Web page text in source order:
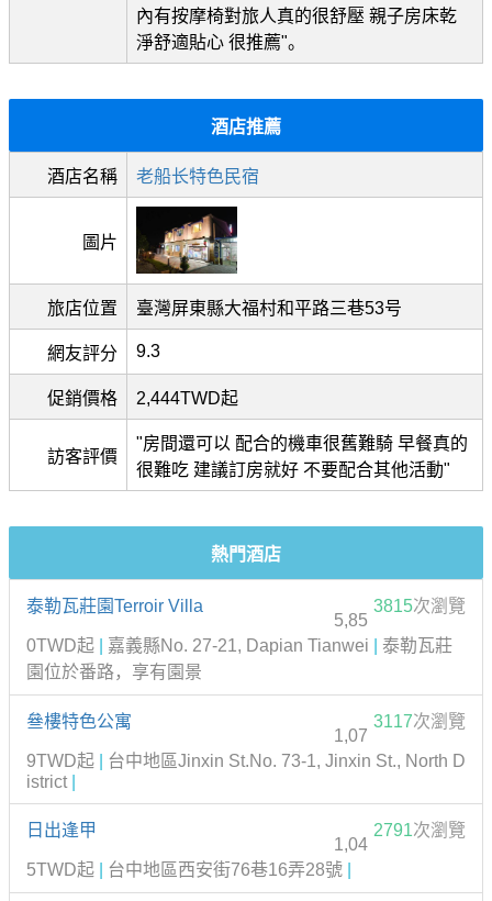
內有按摩椅對旅人真的很舒壓 親子房床乾
淨舒適貼心 很推薦"。
酒店推薦
酒店名稱 老船长特色民宿
圖片
旅店位置 臺灣屏東縣大福村和平路三巷53号
網友評分 9.3
促銷價格 2,444TWD起
訪客評價
"房間還可以 配合的機車很舊難騎 早餐真的
很難吃 建議訂房就好 不要配合其他活動"
熱門酒店
泰勒瓦莊園Terroir Villa 3815次瀏覽
5,85
0TWD起
嘉義縣No. 27-21, Dapian Tianwei
泰勒瓦莊
園位於番路，享有園景
叄樓特色公寓 3117次瀏覽
1,07
9TWD起
台中地區Jinxin St.No. 73-1, Jinxin St., North D
istrict
日出逢甲 2791次瀏覽
1,04
5TWD起
台中地區西安街76巷16弄28號